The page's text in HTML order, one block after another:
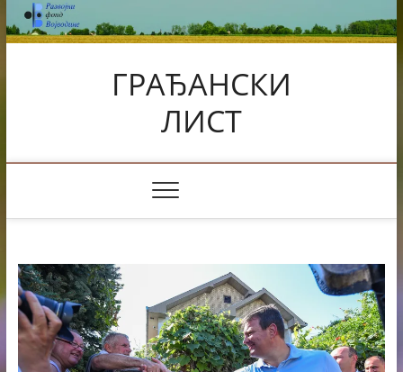
Skip
to
content
ГРАЂАНСКИ
ЛИСТ